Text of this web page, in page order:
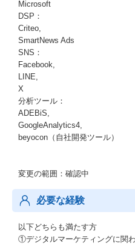
Microsoft
DSP：
Criteo,
SmartNews Ads
SNS：
Facebook,
LINE,
X
分析ツール：
ADEBiS,
GoogleAnalytics4,
beyocon（自社開発ツール）
変更の範囲：確認中
必要な経験
以下どちらも満たす方
①デジタルマーケティングに関